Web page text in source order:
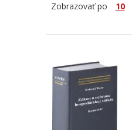
Zobrazovať po 10